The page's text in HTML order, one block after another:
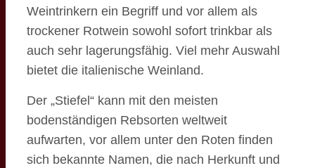
Weintrinkern ein Begriff und vor allem als
trockener Rotwein sowohl sofort trinkbar als
auch sehr lagerungsfähig. Viel mehr Auswahl
bietet die italienische Weinland.
Der „Stiefel“ kann mit den meisten
bodenständigen Rebsorten weltweit
aufwarten, vor allem unter den Roten finden
sich bekannte Namen, die nach Herkunft und